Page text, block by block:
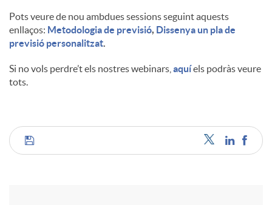
t
s
Pots veure de nou ambdues sessions seguint aquests
enllaços: Metodologia de previsió, Dissenya un pla de
previsió personalitzat.
Si no vols perdre’t els nostres webinars, aquíels podràs veure
tots.
C